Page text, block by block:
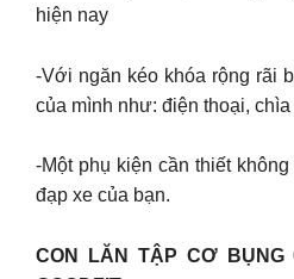
hiện nay
-Với ngăn kéo khóa rộng rãi
của mình như: điện thoại,
-Một phụ kiện cần thiết
đạp xe của bạn.
CON LĂN TẬP CƠ BỤNG